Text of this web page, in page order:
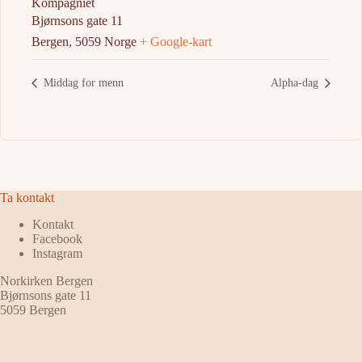
Kompagniet
Bjørnsons gate 11
Bergen, 5059 Norge + Google-kart
Middag for menn Alpha-dag
Ta kontakt
Kontakt
Facebook
Instagram
Norkirken Bergen
Bjørnsons gate 11
5059 Bergen